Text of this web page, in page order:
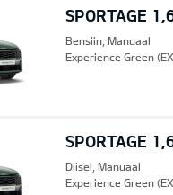
SPORTAGE
Bensiin, Manuaal
Experience Green
SPORTAGE
Diisel, Manuaal
Experience Green